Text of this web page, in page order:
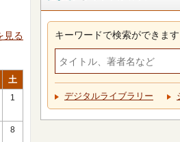
見る
土
1
8
キーワードで検索ができます
デジタルライブラリー